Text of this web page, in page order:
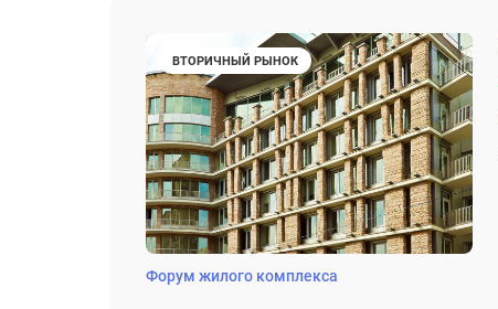
ВТОРИЧНЫЙ РЫНОК
Форум жилого комплекса